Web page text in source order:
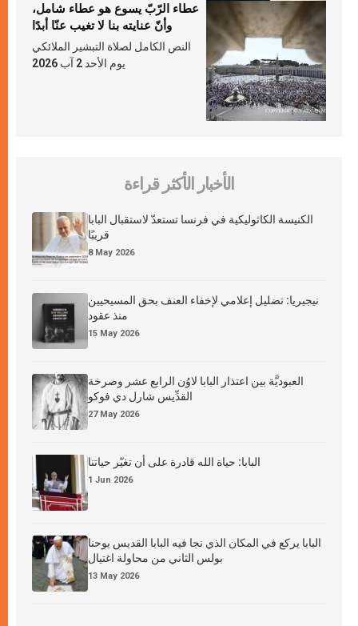
عطاء الرّبّ يسوع هو عطاء شامل،
وأنّ عنايته بنا لا تغيب عنّا أبدًا
النص الكامل لصلاة التبشير الملائكي
يوم الأحد 2 آب 2026
الأخبار الأكثر قراءة
الكنيسة الكاثوليكية في فرنسا تستعدّ لاستقبال البابا
قريبًا
8 May 2026
نيجيريا: تضليل إعلامي لإخفاء العنف بحق المسيحيين
منذ عقود
15 May 2026
العبوديَّة بين اعتذار البابا لاوُن الرابع عشر وصرخة
القدِّيس شارل دي فوكو
27 May 2026
البابا: حياة الله قادرة على أن تغيّر حياتنا
1 Jun 2026
البابا يركع في المكان الذي نجا فيه البابا القديس يوحنا
بولس الثاني من محاولة اغتيال
13 May 2026